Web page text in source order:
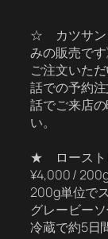
☆ カツサン
みの販売です
ご注文いた
話での予約
話でご来店
い。
★ ロースト
¥4,000 / 200g
200g単位で
グレービー
冷蔵で約5日